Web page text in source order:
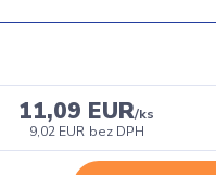
11,09 EUR/ks
9,02 EUR bez DPH